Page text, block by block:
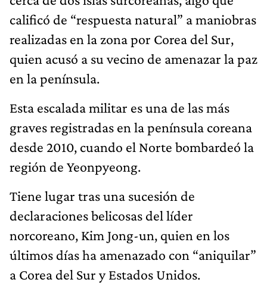
calificó de “respuesta natural” a maniobras
realizadas en la zona por Corea del Sur,
quien acusó a su vecino de amenazar la paz
en la península.
Esta escalada militar es una de las más
graves registradas en la península coreana
desde 2010, cuando el Norte bombardeó la
región de Yeonpyeong.
Tiene lugar tras una sucesión de
declaraciones belicosas del líder
norcoreano, Kim Jong-un, quien en los
últimos días ha amenazado con “aniquilar”
a Corea del Sur y Estados Unidos.